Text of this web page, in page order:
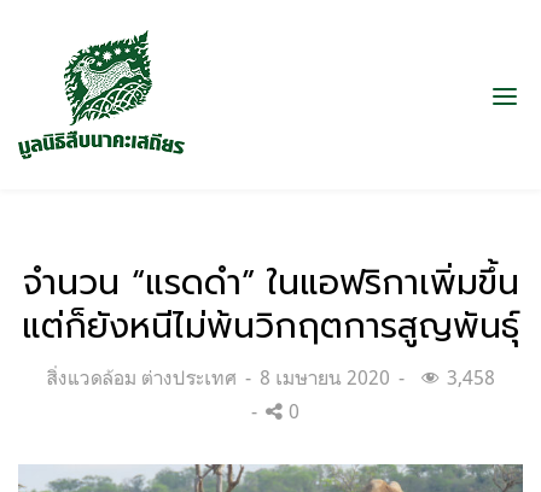
จำนวน “แรดดำ” ในแอฟริกาเพิ่มขึ้น
แต่ก็ยังหนีไม่พ้นวิกฤตการสูญพันธุ์
Categories:
สิ่งแวดล้อม ต่างประเทศ
Posted
on
8 เมษายน 2020
3,458
0